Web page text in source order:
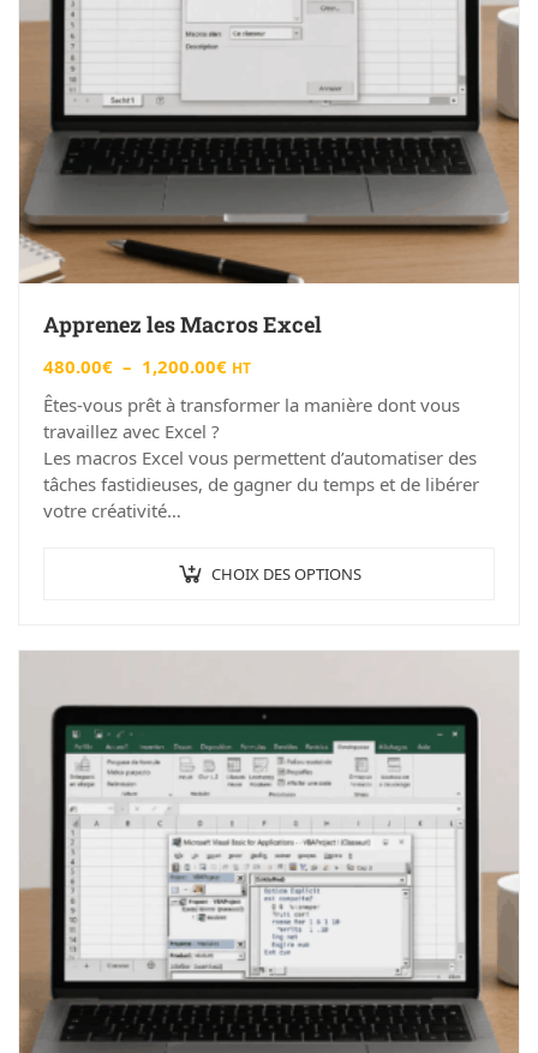
Apprenez les Macros Excel
480.00€ – 1,200.00€ HT
Êtes-vous prêt à transformer la manière dont vous
travaillez avec Excel ?
Les macros Excel vous permettent d’automatiser des
tâches fastidieuses, de gagner du temps et de libérer
votre créativité…
CHOIX DES OPTIONS